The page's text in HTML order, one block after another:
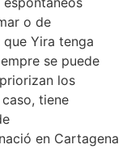
o de
Yira tenga
se puede
los
tiene
en Cartagena